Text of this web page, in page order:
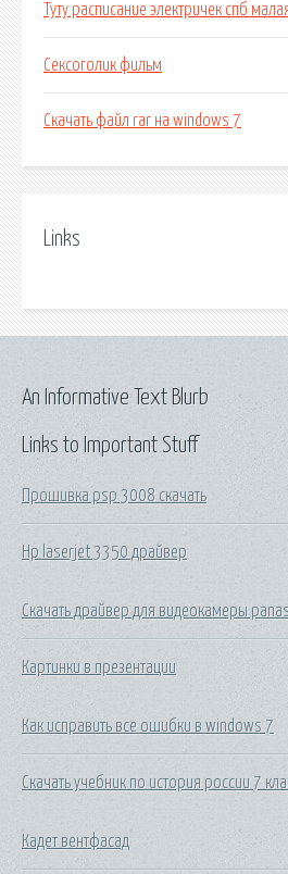
Туту расписание электричек спб
Сексоголик фильм
Скачать файл rar на windows 7
Links
Links to Important Stuff
Прошивка psp 3008 скачать
Hp laserjet 3350 драйвер
Скачать драйвер для видеокамеры
Картинки в презентации
Как исправить все ошибки в windows 7
Скачать учебник по история россии 7
Кадет вентфасад
An Informative Text Blurb